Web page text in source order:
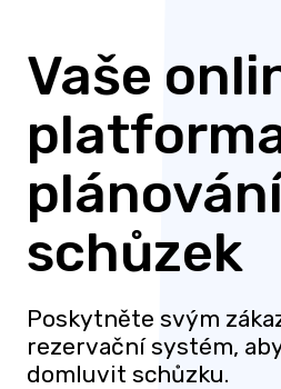
Vaše
schůzek
Poskytněte svým
rezervační systém,
domluvit schůzku.